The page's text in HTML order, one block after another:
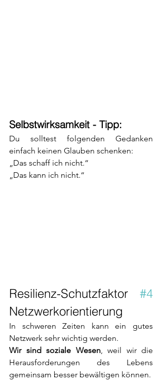
Selbstwirksamkeit - Tipp:
Du solltest folgenden Gedanken
einfach keinen Glauben schenken:
„Das schaff ich nicht.“
„Das kann ich nicht.“
Resilienz-Schutzfaktor #4
Netzwerkorientierung
In schweren Zeiten kann ein gutes
Netzwerk sehr wichtig werden.
Wir sind soziale Wesen, weil wir die
Herausforderungen des Lebens
gemeinsam besser bewältigen können.